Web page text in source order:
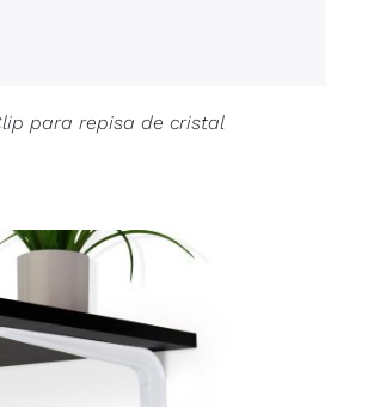
para repisa de cristal